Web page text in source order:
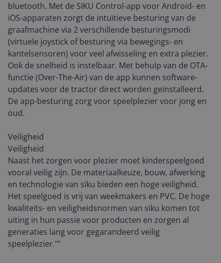
bluetooth. Met de SIKU Control-app voor Android- en
iOS-apparaten zorgt de intuïtieve besturing van de
graafmachine via 2 verschillende besturingsmodi
(virtuele joystick of besturing via bewegings- en
kantelsensoren) voor veel afwisseling en extra plezier.
Ook de snelheid is instelbaar. Met behulp van de OTA-
functie (Over-The-Air) van de app kunnen software-
updates voor de tractor direct worden geïnstalleerd.
De app-besturing zorg voor speelplezier voor jong en
oud.
Veiligheid
Veiligheid
Naast het zorgen voor plezier moet kinderspeelgoed
vooral veilig zijn. De materiaalkeuze, bouw, afwerking
en technologie van siku bieden een hoge veiligheid.
Het speelgoed is vrij van weekmakers en PVC. De hoge
kwaliteits- en veiligheidsnormen van siku komen tot
uiting in hun passie voor producten en zorgen al
generaties lang voor gegarandeerd veilig
speelplezier.""